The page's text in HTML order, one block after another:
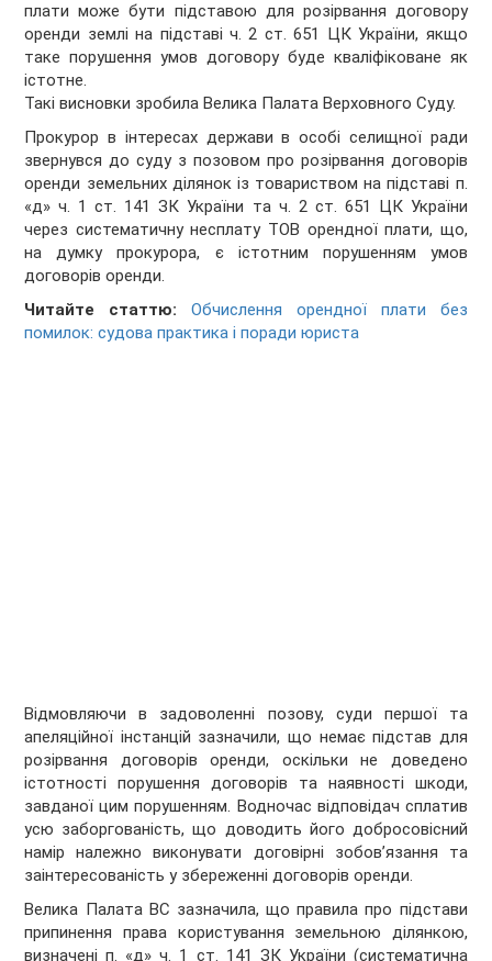
плати може бути підставою для розірвання договору
оренди землі на підставі ч. 2 ст. 651 ЦК України, якщо
таке порушення умов договору буде кваліфіковане як
істотне.
Такі висновки зробила Велика Палата Верховного Суду.
Прокурор в інтересах держави в особі селищної ради
звернувся до суду з позовом про розірвання договорів
оренди земельних ділянок із товариством на підставі п.
«д» ч. 1 ст. 141 ЗК України та ч. 2 ст. 651 ЦК України
через систематичну несплату ТОВ орендної плати, що,
на думку прокурора, є істотним порушенням умов
договорів оренди.
Читайте статтю:
Обчислення орендної плати без
помилок: судова практика і поради юриста
Відмовляючи в задоволенні позову, суди першої та
апеляційної інстанцій зазначили, що немає підстав для
розірвання договорів оренди, оскільки не доведено
істотності порушення договорів та наявності шкоди,
завданої цим порушенням. Водночас відповідач сплатив
усю заборгованість, що доводить його добросовісний
намір належно виконувати договірні зобов’язання та
заінтересованість у збереженні договорів оренди.
Велика Палата ВС зазначила, що правила про підстави
припинення права користування земельною ділянкою,
визначені п. «д» ч. 1 ст. 141 ЗК України (систематична